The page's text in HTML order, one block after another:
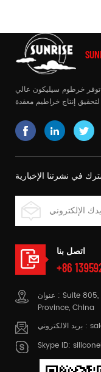
توفر خرطوم سيليكون عالي
لتحقيق إنتاج خراطيم معقدة
اتصل بنا
+86
عنوان : Suite 805, No. 341 Jiahe Road, Xiamen City, Fujian
Province, China
بريد الالكتروني :
Skype ID: